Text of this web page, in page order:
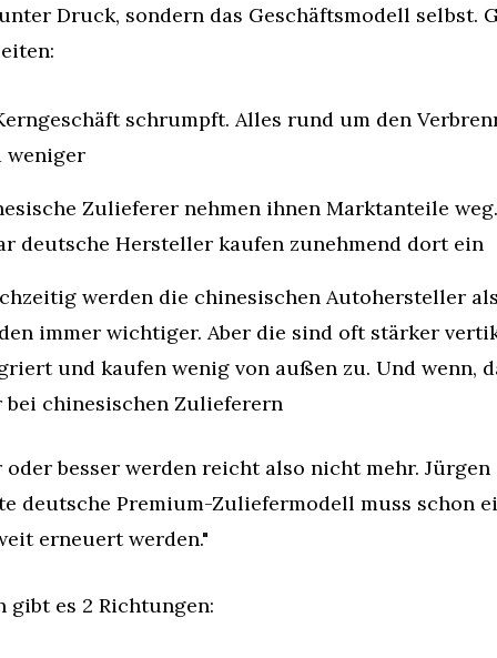
Druck, sondern das Geschäftsmodell selbst.
schrumpft. Alles rund um den
weniger
Zulieferer nehmen ihnen Marktanteile weg.
deutsche Hersteller kaufen zunehmend dort ein
werden die chinesischen Autohersteller
immer wichtiger. Aber die sind oft stärker
und kaufen wenig von außen zu. Und wenn,
bei chinesischen Zulieferern
besser werden reicht also nicht mehr. Jürgen
deutsche Premium-Zuliefermodell muss schon
erneuert werden."
gibt es 2 Richtungen: